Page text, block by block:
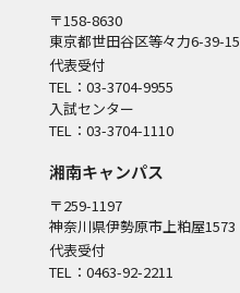
〒158-8630
東京都世田谷区等々力6-39-15
代表受付
TEL：03-3704-9955
入試センター
TEL：03-3704-1110
湘南キャンパス
〒259-1197
神奈川県伊勢原市上粕屋1573
代表受付
TEL：0463-92-2211